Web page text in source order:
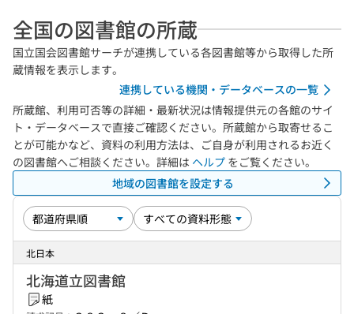
全国の図書館の所蔵
国立国会図書館サーチが連携している各図書館等から取得した所
蔵情報を表示します。
連携している機関・データベースの一覧
所蔵館、利用可否等の詳細・最新状況は情報提供元の各館のサイ
ト・データベースで直接ご確認ください。所蔵館から取寄せるこ
とが可能かなど、資料の利用方法は、ご自身が利用されるお近く
の図書館へご相談ください。詳細は ヘルプ をご覧ください。
地域の図書館を設定する
北日本
北海道立図書館
紙